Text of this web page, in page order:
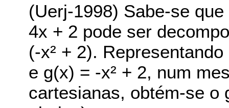
(Uerj-1998) Sabe-se
4x + 2 pode ser
(-x² + 2).
e g(x) = -x² + 2, num
cartesianas, obtém-se o